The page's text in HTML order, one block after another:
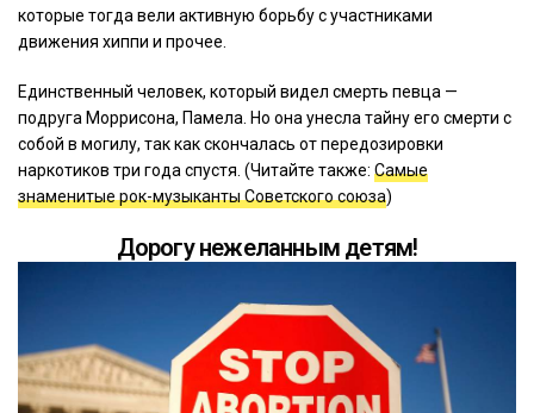
которые тогда вели активную борьбу с участниками
движения хиппи и прочее.
Единственный человек, который видел смерть певца —
подруга Моррисона, Памела. Но она унесла тайну его смерти с
собой в могилу, так как скончалась от передозировки
наркотиков три года спустя. (Читайте также: Самые
знаменитые рок-музыканты Советского союза)
Дорогу нежеланным детям!